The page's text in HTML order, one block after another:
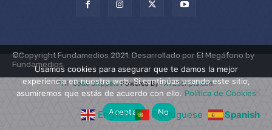
©Copyright Fundamedios 2021. Desarrollado por El Megáfono by
Fundamedios.
English Portuguese Spanish
PHP Code SnippetsPowered By :XYZScripts.com
Usamos cookies para asegurar que te damos la mejor
experiencia en nuestra web. Si continúas usando este sitio,
asumiremos que estás de acuerdo con ello. Política de Cookies
Aceptar
No